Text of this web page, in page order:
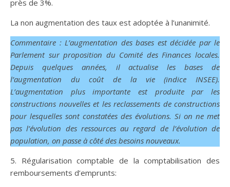
près de 3%.
La non augmentation des taux est adoptée à l’unanimité.
Commentaire : L’augmentation des bases est décidée par le
Parlement sur proposition du Comité des Finances locales.
Depuis quelques années, il actualise les bases de
l’augmentation du coût de la vie (indice INSEE).
L’augmentation plus importante est produite par les
constructions nouvelles et les reclassements de constructions
pour lesquelles sont constatées des évolutions. Si on ne met
pas l’évolution des ressources au regard de l’évolution de
population, on passe à côté des besoins nouveaux.
5. Régularisation comptable de la comptabilisation des
remboursements d’emprunts: